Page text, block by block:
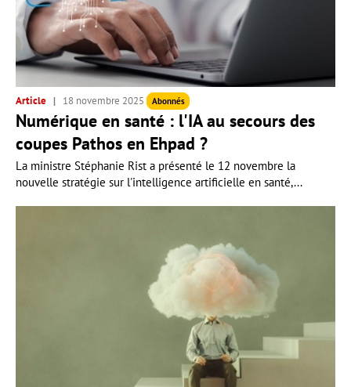
Article 18 novembre 2025 Abonnés
Numérique en santé : l'IA au secours des
coupes Pathos en Ehpad ?
La ministre Stéphanie Rist a présenté le 12 novembre la
nouvelle stratégie sur l'intelligence artificielle en santé,...